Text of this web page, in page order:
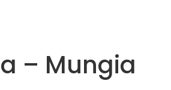
– Mungia